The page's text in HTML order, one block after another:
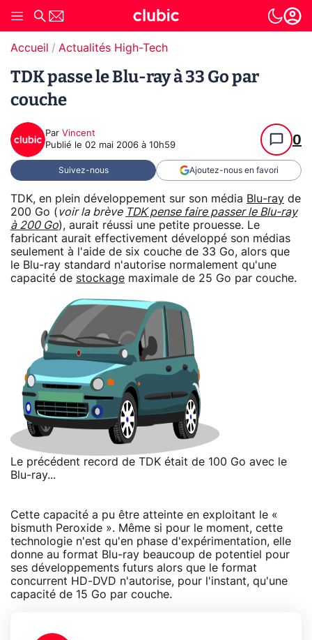
Accueil Actualités High-Tech
TDK passe le Blu-ray à 33 Go par
couche
Par Vincent
Publié le 02 mai 2006 à 10h59 0
Suivez-nous Ajoutez-nous en favori
TDK, en plein développement sur son média Blu-ray de
200 Go (voir la brève TDK pense faire passer le Blu-ray
à 200 Go), aurait réussi une petite prouesse. Le
fabricant aurait effectivement développé son médias
seulement à l'aide de six couche de 33 Go, alors que
le Blu-ray standard n'autorise normalement qu'une
capacité de stockage maximale de 25 Go par couche.
Le précédent record de TDK était de 100 Go avec le
Blu-ray...
Cette capacité a pu être atteinte en exploitant le «
bismuth Peroxide ». Même si pour le moment, cette
technologie n'est qu'en phase d'expérimentation, elle
donne au format Blu-ray beaucoup de potentiel pour
ses développements futurs alors que le format
concurrent HD-DVD n'autorise, pour l'instant, qu'une
capacité de 15 Go par couche.